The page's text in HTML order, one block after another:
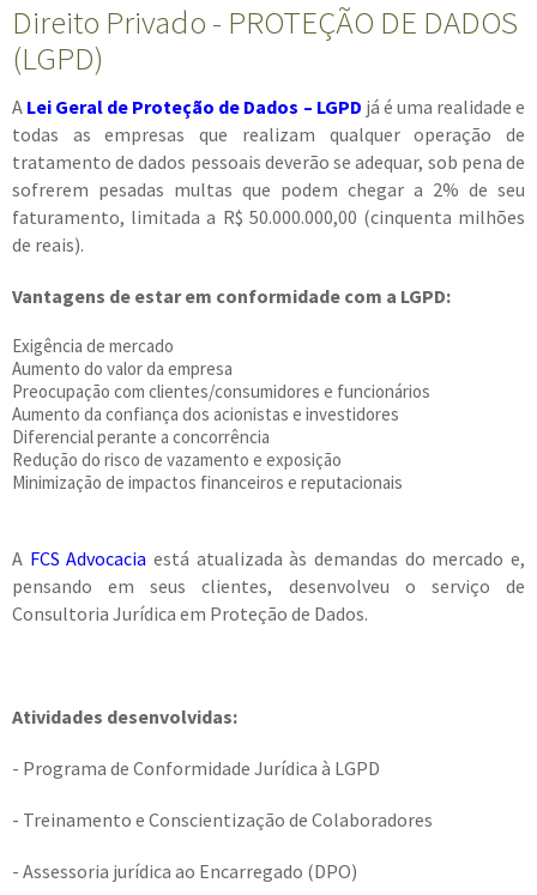
Direito Privado - PROTEÇÃO DE DADOS
(LGPD)
A Lei Geral de Proteção de Dados – LGPD já é uma realidade e
todas as empresas que realizam qualquer operação de
tratamento de dados pessoais deverão se adequar, sob pena de
sofrerem pesadas multas que podem chegar a 2% de seu
faturamento, limitada a R$ 50.000.000,00 (cinquenta milhões
de reais).
Vantagens de estar em conformidade com a LGPD:
Exigência de mercado
Aumento do valor da empresa
Preocupação com clientes/consumidores e funcionários
Aumento da confiança dos acionistas e investidores
Diferencial perante a concorrência
Redução do risco de vazamento e exposição
Minimização de impactos financeiros e reputacionais
A FCS Advocacia está atualizada às demandas do mercado e,
pensando em seus clientes, desenvolveu o serviço de
Consultoria Jurídica em Proteção de Dados.
Atividades desenvolvidas:
- Programa de Conformidade Jurídica à LGPD
- Treinamento e Conscientização de Colaboradores
- Assessoria jurídica ao Encarregado (DPO)